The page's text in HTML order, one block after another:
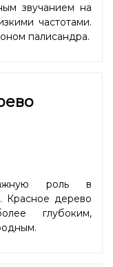
звучанием на
частотами.
палисандра.
роль в
Красное дерево
глубоким,